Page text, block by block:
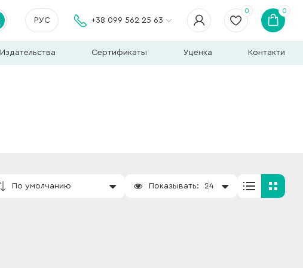
РУС +38 099 562 25 63
0 0
Издательства Сертификаты Уценка Контакти
По умолчанию Показывать: 24